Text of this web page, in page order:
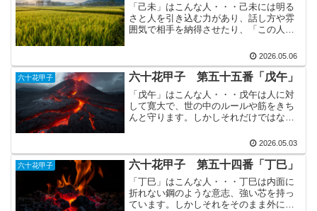
「己未」はこんな人・・・己未には明る
さと人を引き込む力があり、話し方や雰
囲気で相手を納得させたり、「この人に
気を自然と自分のペースにすることがで
と理解して動けるため、そ...
2026.05.06
六十花甲子 六十花甲子 第五十五番「戊午」
「戊午」はこんな人・・・戊午は人に対
して寛大で、世の中のルールや筋をきち
んと守ります。しかしそれだけではな
分や立場の違いにも自然と対応できるバ
かで、どちらかというと優し...
2026.05.03
六十花甲子 六十花甲子 第五十四番「丁巳」
「丁巳」はこんな人・・・丁巳は内面に
折れない鋼のような意志、強い芯を持っ
ています。しかしそれをそのまま外に出